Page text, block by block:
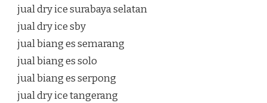
jual dry ice surabaya selatan
jual dry ice sby
jual biang es semarang
jual biang es solo
jual biang es serpong
jual dry ice tangerang